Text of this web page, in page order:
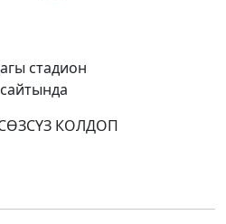
стадион
КОЛДОП